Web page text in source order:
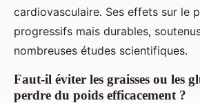
cardiovasculaire. Ses effets sur le
progressifs mais durables,
nombreuses études scientifiques.
Faut-il éviter les graisses ou les
perdre du poids efficacement ?